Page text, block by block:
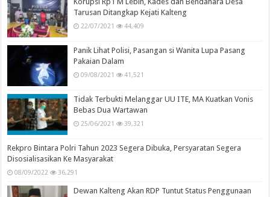
Tarusan Ditangkap Kejati Kalteng
22/07/2021 44,409
Panik Lihat Polisi, Pasangan si Wanita Lupa Pasang
Pakaian Dalam
09/08/2021 41,521
Tidak Terbukti Melanggar UU ITE, MA Kuatkan Vonis
Bebas Dua Wartawan
25/06/2021 39,321
Rekpro Bintara Polri Tahun 2023 Segera Dibuka, Persyaratan Segera
Disosialisasikan Ke Masyarakat
08/09/2022 36,291
Dewan Kalteng Akan RDP Tuntut Status Penggunaan